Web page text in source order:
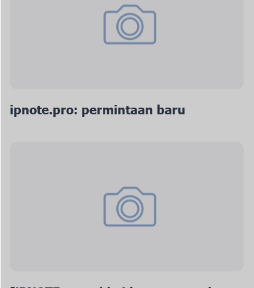
ipnote.pro: permintaan baru